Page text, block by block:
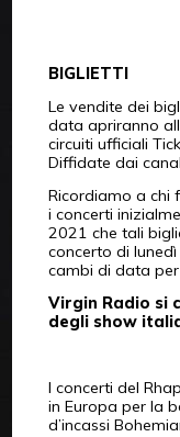
BIGLIETTI
Le vendite dei
data apriranno
circuiti ufficiali
Diffidate dai
Ricordiamo a chi
i concerti
2021 che tali
concerto di
cambi di data
Virgin Radio si
degli show
I concerti del
in Europa per la
d’incassi